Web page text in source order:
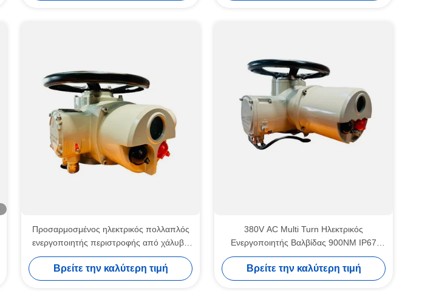
Προσαρμοσμένος ηλεκτρικός πολλαπλός
ενεργοποιητής περιστροφής από χάλυβα
τηλεχειριστήριο 100NM IP67
Βρείτε την καλύτερη τιμή
380V AC Multi Turn Ηλεκτρικός
Ενεργοποιητής Βαλβίδας 900NM IP67
Προσαρμοσμένο
Βρείτε την καλύτερη τιμή